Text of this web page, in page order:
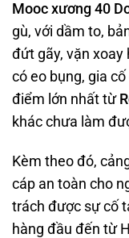
Mooc xương 40
gù, với dầm to,
đứt gãy, vặn xoay
có eo bụng, gia
điểm lớn nhất từ
khác chưa làm
Kèm theo đó,
cáp an toàn cho
trách được sự cố
hàng đầu đến từ